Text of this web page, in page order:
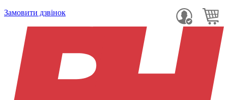
Замовити дзвінок